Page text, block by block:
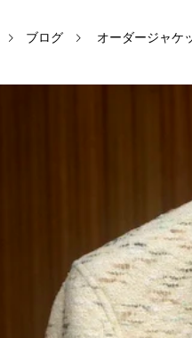
ブログ オーダージャケ